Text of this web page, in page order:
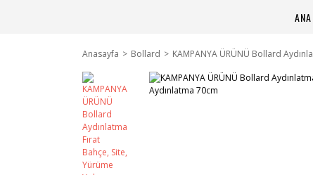
Anasayfa Bollard KAMPANYA ÜRÜNÜ Bollard